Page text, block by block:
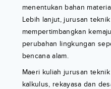
menentukan bahan
Lebih lanjut, jurusan
mempertimbangkan
perubahan lingkungan
bencana alam.
Maeri kuliah jurusan
kalkulus, rekayasa dan